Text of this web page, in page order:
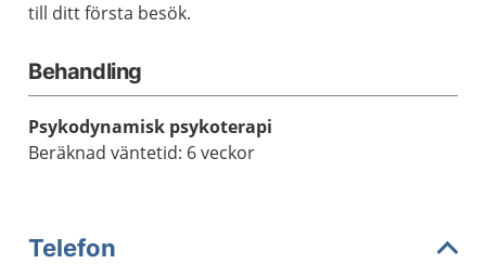
till ditt första besök.
Behandling
Psykodynamisk psykoterapi
Beräknad väntetid: 6 veckor
Telefon